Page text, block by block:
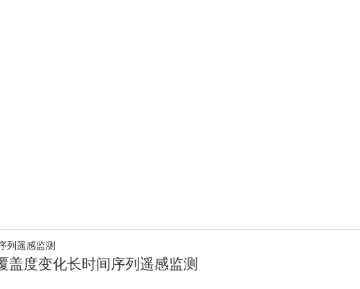
度变化长时间序列遥感监测